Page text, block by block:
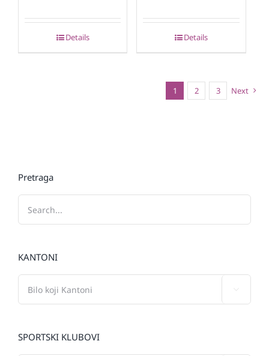
Details Details
1 2 3 Next
Pretraga
KANTONI
SPORTSKI KLUBOVI